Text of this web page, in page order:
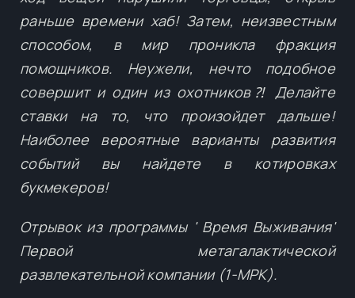
раньше времени хаб! Затем, неизвестным
способом, в мир проникла фракция
помощников. Неужели, нечто подобное
совершит и один из охотников⁈ Делайте
ставки на то, что произойдет дальше!
Наиболее вероятные варианты развития
событий вы найдете в котировках
букмекеров!
Отрывок из программы ' Время Выживания'
Первой метагалактической
развлекательной компании (1-МРК).